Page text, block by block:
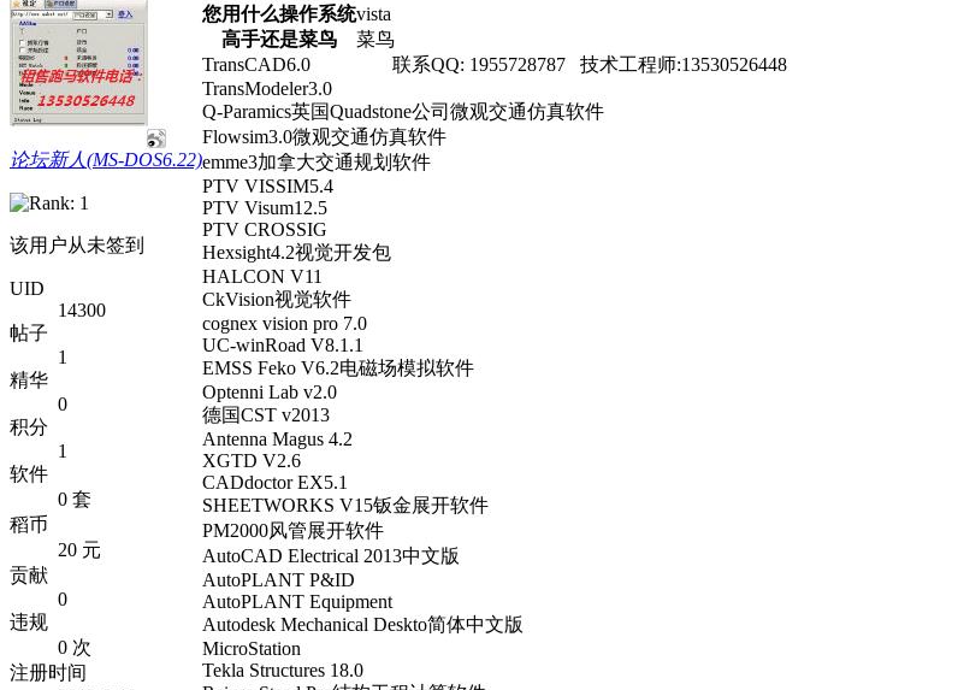
论坛新人(MS-DOS6.22)
该用户从未签到
UID
14300
帖子
1
精华
0
积分
1
软件
0 套
稻币
20 元
贡献
0
违规
0 次
注册时间
您用什么操作系统vista
高手还是菜鸟
菜鸟
TransCAD6.0 联系QQ: 1955728787 技术工程师:13530526448
TransModeler3.0
Q-Paramics英国Quadstone公司微观交通仿真软件
Flowsim3.0微观交通仿真软件
emme3加拿大交通规划软件
PTV VISSIM5.4
PTV Visum12.5
PTV CROSSIG
Hexsight4.2视觉开发包
HALCON V11
CkVision视觉软件
cognex vision pro 7.0
UC-winRoad V8.1.1
EMSS Feko V6.2电磁场模拟软件
Optenni Lab v2.0
德国CST v2013
Antenna Magus 4.2
XGTD V2.6
CADdoctor EX5.1
SHEETWORKS V15钣金展开软件
PM2000风管展开软件
AutoCAD Electrical 2013中文版
AutoPLANT P&ID
AutoPLANT Equipment
Autodesk Mechanical Deskto简体中文版
MicroStation
Tekla Structures 18.0